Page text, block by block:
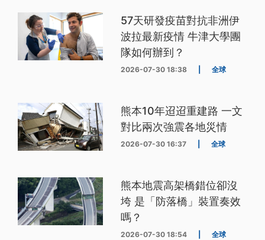
57天研發疫苗對抗非洲伊
波拉最新疫情 牛津大學團
隊如何辦到？
2026-07-30 18:38 全球
熊本10年迢迢重建路 一文
對比兩次強震各地災情
2026-07-30 16:37 全球
熊本地震高架橋錯位卻沒
垮 是「防落橋」裝置奏效
嗎？
2026-07-30 18:54 全球